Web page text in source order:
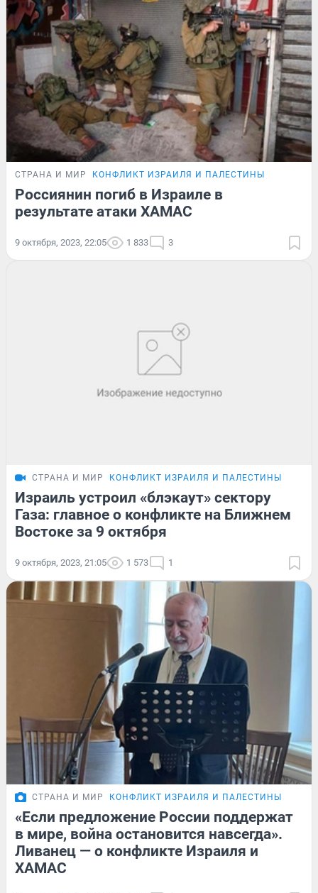
СТРАНА И МИР КОНФЛИКТ ИЗРАИЛЯ И ПАЛЕСТИНЫ
Россиянин погиб в Израиле в
результате атаки ХАМАС
9 октября, 2023, 22:05 1 833 3
СТРАНА И МИР КОНФЛИКТ ИЗРАИЛЯ И ПАЛЕСТИНЫ
Израиль устроил «блэкаут» сектору
Газа: главное о конфликте на Ближнем
Востоке за 9 октября
9 октября, 2023, 21:05 1 573 1
СТРАНА И МИР КОНФЛИКТ ИЗРАИЛЯ И ПАЛЕСТИНЫ
«Если предложение России поддержат
в мире, война остановится навсегда».
Ливанец — о конфликте Израиля и
ХАМАС